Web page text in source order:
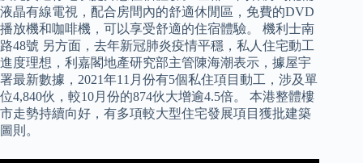
液晶有線電視，配合房間內的舒適休閒區，免費的DVD
播放機和咖啡機，可以享受舒適的住宿體驗。 機利士南
路48號 另方面，去年新冠肺炎疫情平穩，私人住宅動工
進度理想，利嘉閣地產研究部主管陳海潮表示，據屋宇
署最新數據，2021年11月份有5個私住項目動工，涉及單
位4,840伙，較10月份的874伙大增逾4.5倍。 本港整體樓
市走勢持續向好，有多項較大型住宅發展項目獲批建築
圖則。